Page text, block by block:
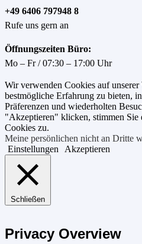
+49 6406 797948 8
Rufe uns gern an
Öffnungszeiten Büro:
Mo – Fr / 07:30 – 17:00 Uhr
Wir verwenden Cookies auf
bestmögliche Erfahrung zu bieten,
Präferenzen und wiederholten
"Akzeptieren" klicken, stimmen
Cookies zu.
Meine persönlichen nicht an Dritte
Einstellungen
Akzeptieren
Schließen
Privacy Overview